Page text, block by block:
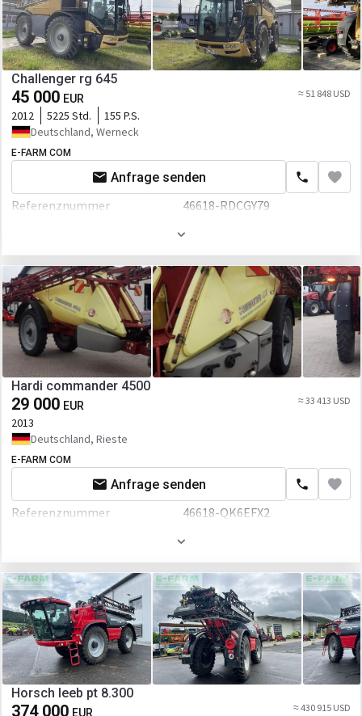
Challenger rg 645
45 000 EUR ≈ 51 848 USD
2012 5225 Std.
155 P.S.
Deutschland, Werneck
E-FARM COM
Anfrage senden
Referenznummer
46618-RDCGY79
300 mm
Hardi commander 4500
29 000 EUR ≈ 33 413 USD
2013
Deutschland, Rieste
E-FARM COM
Anfrage senden
Referenznummer
46618-QK6EFX2
4500 L
Horsch leeb pt 8.300
374 000 EUR ≈ 430 915 USD